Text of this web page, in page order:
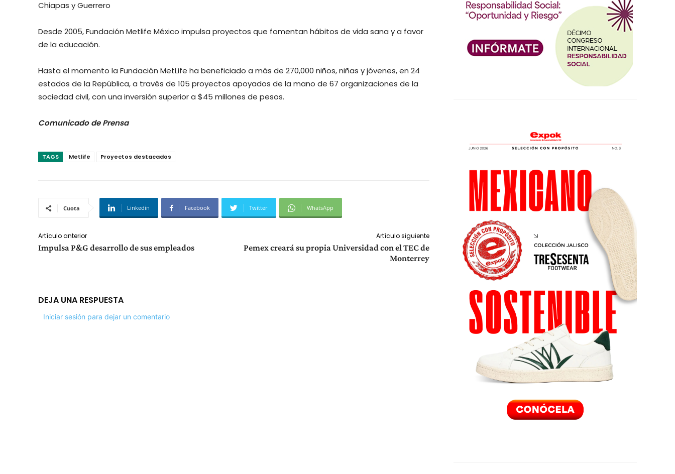
Chiapas y Guerrero
Desde 2005, Fundación Metlife México impulsa proyectos que fomentan hábitos de vida sana y a favor
de la educación.
Hasta el momento la Fundación MetLife ha beneficiado a más de 270,000 niños, niñas y jóvenes, en 24
estados de la República, a través de 105 proyectos apoyados de la mano de 67 organizaciones de la
sociedad civil, con una inversión superior a $45 millones de pesos.
Comunicado de Prensa
TAGS Metlife Proyectos destacados
Cuota Linkedin Facebook Twitter WhatsApp
Artículo anterior
Impulsa P&G desarrollo de sus empleados
Artículo siguiente
Pemex creará su propia Universidad con el TEC de
Monterrey
DEJA UNA RESPUESTA
Iniciar sesión para dejar un comentario